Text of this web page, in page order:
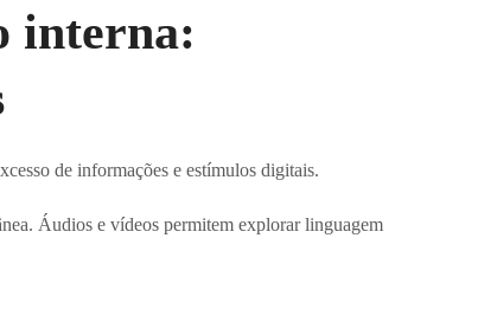
interna:
de informações e estímulos digitais.
Áudios e vídeos permitem explorar linguagem